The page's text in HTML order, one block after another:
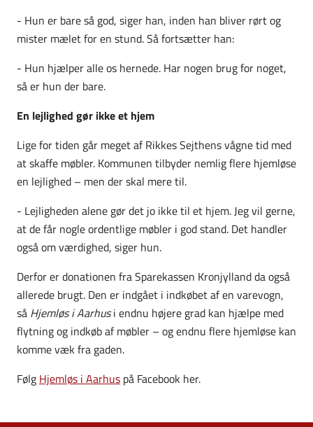
- Hun er bare så god, siger han, inden han bliver rørt og
mister mælet for en stund. Så fortsætter han:
- Hun hjælper alle os hernede. Har nogen brug for noget,
så er hun der bare.
En lejlighed gør ikke et hjem
Lige for tiden går meget af Rikkes Sejthens vågne tid med
at skaffe møbler. Kommunen tilbyder nemlig flere hjemløse
en lejlighed – men der skal mere til.
- Lejligheden alene gør det jo ikke til et hjem. Jeg vil gerne,
at de får nogle ordentlige møbler i god stand. Det handler
også om værdighed, siger hun.
Derfor er donationen fra Sparekassen Kronjylland da også
allerede brugt. Den er indgået i indkøbet af en varevogn,
så Hjemløs i Aarhusi endnu højere grad kan hjælpe med
flytning og indkøb af møbler – og endnu flere hjemløse kan
komme væk fra gaden.
Følg Hjemløs i Aarhus på Facebook her.